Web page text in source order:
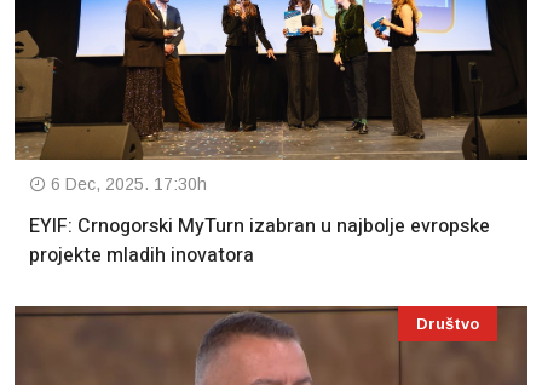
6 Dec, 2025. 17:30h
EYIF: Crnogorski MyTurn izabran u najbolje evropske
projekte mladih inovatora
Društvo